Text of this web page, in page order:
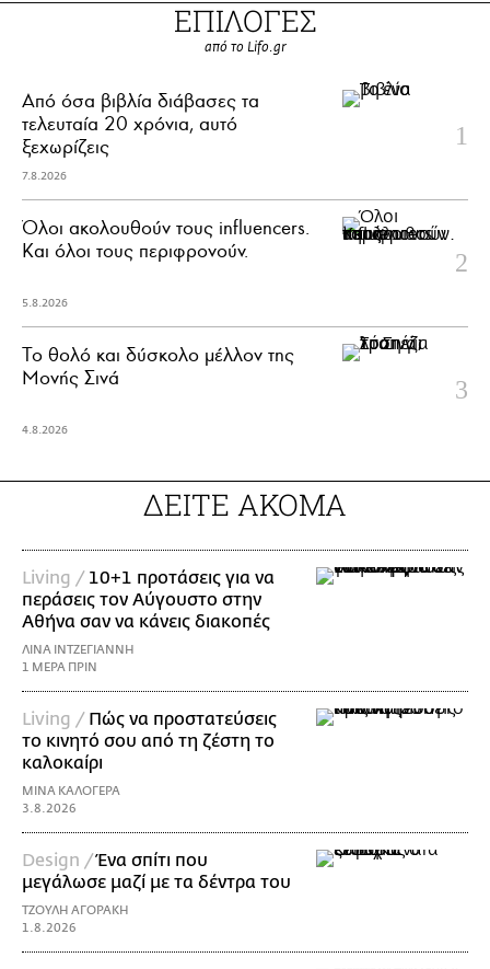
ΕΠΙΛΟΓΕΣ
από το Lifo.gr
Από όσα βιβλία διάβασες τα
τελευταία 20 χρόνια, αυτό
ξεχωρίζεις
7.8.2026
Όλοι ακολουθούν τους influencers.
Και όλοι τους περιφρονούν.
5.8.2026
Το θολό και δύσκολο μέλλον της
Μονής Σινά
4.8.2026
ΔΕΙΤΕ ΑΚΟΜΑ
Living / 10+1 προτάσεις για να
περάσεις τον Αύγουστο στην
Αθήνα σαν να κάνεις διακοπές
ΛΙΝΑ ΙΝΤΖΕΓΙΑΝΝΗ
1 ΜΕΡΑ ΠΡΙΝ
Living / Πώς να προστατεύσεις
το κινητό σου από τη ζέστη το
καλοκαίρι
ΜΙΝΑ ΚΑΛΟΓΕΡΑ
3.8.2026
Design /Ένα σπίτι που
μεγάλωσε μαζί με τα δέντρα του
ΤΖΟΥΛΗ ΑΓΟΡΑΚΗ
1.8.2026